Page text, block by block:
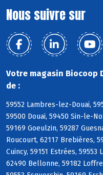
Nous suivre sur
Votre magasin Biocoop
de :
59552 Lambres-lez-Douai,
59500 Douai, 59450 Sin-le-
59169 Goeulzin, 59287
Roucourt, 62117 Brebières,
Cuincy, 59151 Estrées, 59553
62490 Bellonne, 59182